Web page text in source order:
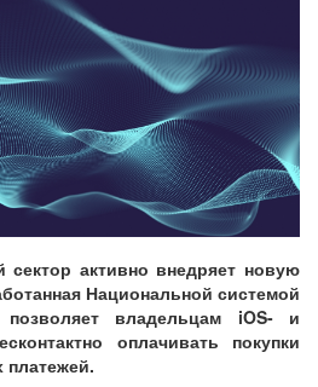
сектор активно внедряет новую
Национальной системой
владельцам iOS- и
оплачивать покупки